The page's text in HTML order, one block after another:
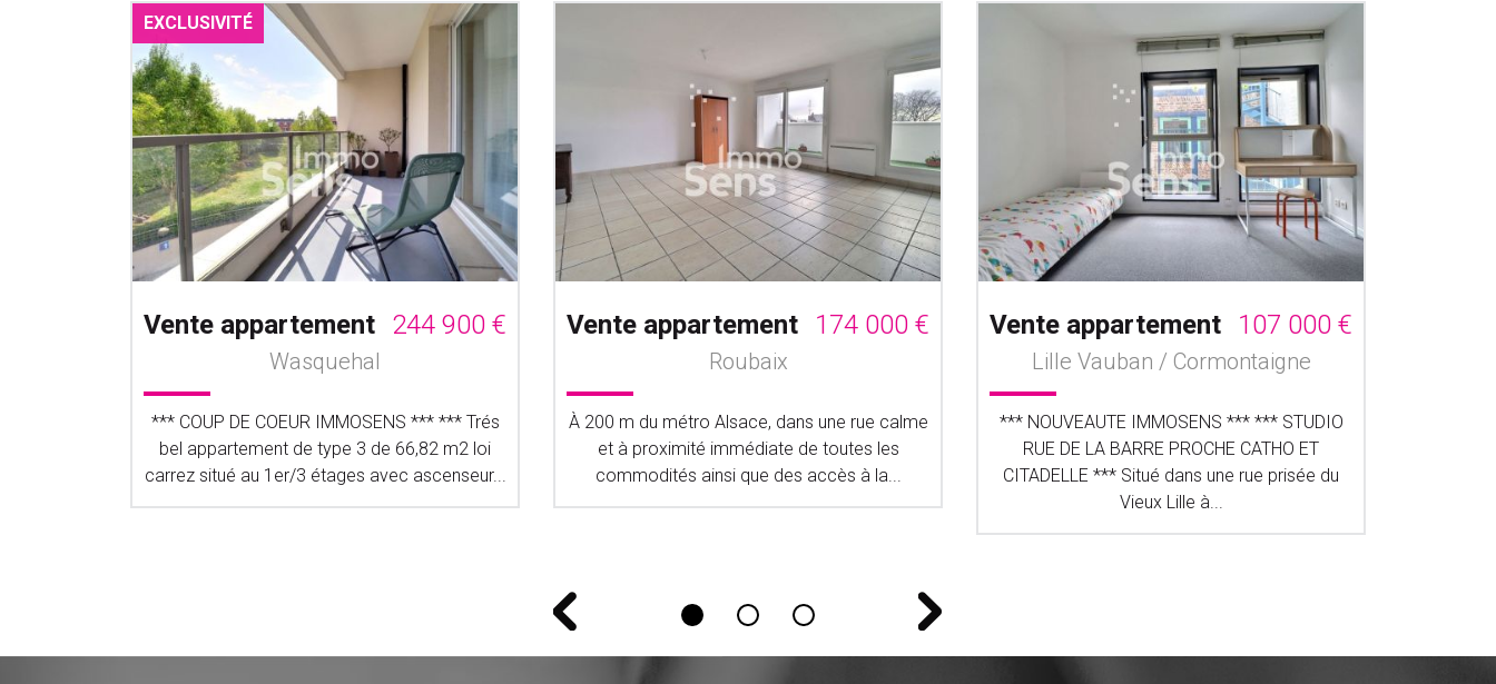
EXCLUSIVITÉ
Vente appartement 244 900 €
Wasquehal
*** COUP DE COEUR IMMOSENS *** *** Trés
bel appartement de type 3 de 66,82 m2 loi
carrez situé au 1er/3 étages avec ascenseur...
Vente appartement 174 000 €
Roubaix
À 200 m du métro Alsace, dans une rue calme
et à proximité immédiate de toutes les
commodités ainsi que des accès à la...
Vente appartement 107 000 €
Lille Vauban / Cormontaigne
*** NOUVEAUTE IMMOSENS *** *** STUDIO
RUE DE LA BARRE PROCHE CATHO ET
CITADELLE *** Situé dans une rue prisée du
Vieux Lille à...